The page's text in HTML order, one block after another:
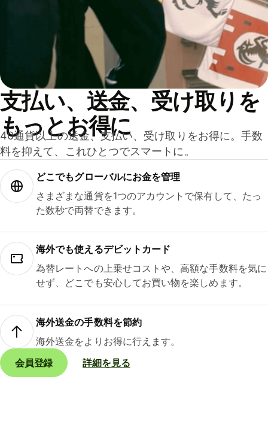
支払い、送金、受け取りを
もっとお得に
40通貨以上の送金、支払い、受け取りをお得に。手数
料を抑えて、これひとつでスマートに。
どこでもグ⁠ロ⁠ー⁠バ⁠ルにお金を管理
さまざまな通貨を1つのアカウントで保有して、たっ
た数秒で両替できます。
海外でも使えるデビットカード
為替レートへの上乗せコストや、高額な手数料を気に
せず、どこでも安心してお買い物を楽しめます。
海外送金の手数料を節約
海外送金をよりお得に行えます。
会員登録
詳細を見る